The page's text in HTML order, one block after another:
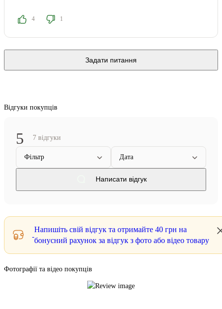
4 1
Задати питання
Відгуки покупців
5 7 відгуки
Фільтр Дата
Написати відгук
Напишіть свій відгук та отримайте 40 грн на
бонусний рахунок за відгук з фото або відео товару
Фотографії та відео покупців